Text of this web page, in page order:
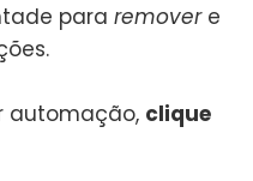
para remover e
automação, clique